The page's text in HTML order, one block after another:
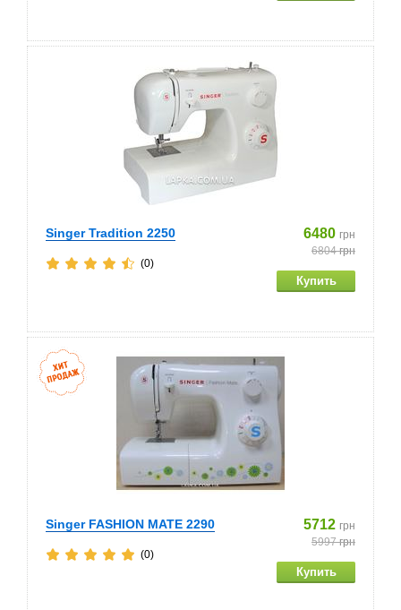
Singer Tradition 2250 6480 грн
6804грн
(0)
Singer FASHION MATE 2290 5712 грн
5997грн
(0)